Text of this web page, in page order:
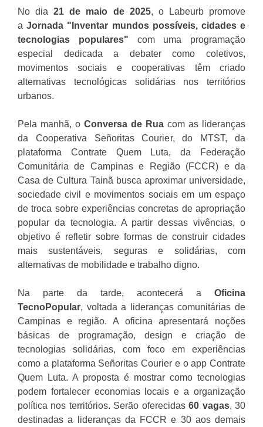
No dia21 de maio de 2025, o Labeurb promove
aJornada "Inventar mundos possíveis, cidades e
tecnologias populares" com uma programação
especial dedicada a debater como coletivos,
movimentos sociais e cooperativas têm criado
alternativas tecnológicas solidárias nos territórios
urbanos.
Pela manhã, o Conversa de Rua com as lideranças
da Cooperativa Señoritas Courier, do MTST, da
plataforma Contrate Quem Luta, da Federação
Comunitária de Campinas e Região (FCCR) e da
Casa de Cultura Tainã busca aproximar universidade,
sociedade civil e movimentos sociais em um espaço
de troca sobre experiências concretas de apropriação
popular da tecnologia. A partir dessas vivências, o
objetivo é refletir sobre formas de construir cidades
mais sustentáveis, seguras e solidárias, com
alternativas de mobilidade e trabalho digno.
Na parte da tarde, acontecerá a Oficina
TecnoPopular, voltada a lideranças comunitárias de
Campinas e região. A oficina apresentará noções
básicas de programação, design e criação de
tecnologias solidárias, com foco em experiências
como a plataforma Señoritas Courier e o app Contrate
Quem Luta. A proposta é mostrar como tecnologias
podem fortalecer economias locais e a organização
política nos territórios. Serão oferecidas60 vagas, 30
destinadas a lideranças da FCCR e 30 aos demais